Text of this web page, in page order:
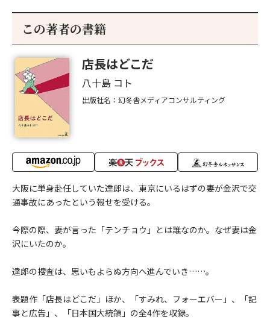
この著者の書籍
店長はどこだ
八十島 コト
出版社名：幻冬舎メディアコンサルティング
大阪に単身赴任していた達郎は、東京にいるはずの妻が金沢で交
通事故にあったという報せを受ける。
今際の際、妻が言った「テンチョウ」とは誰なのか。なぜ妻は金
沢にいたのか。
達郎の捜査は、思いもよらぬ方向へ進んでいき……。
表題作「店長はどこだ」ほか、「すみれ、フォーエバー」、「記
事と広告」、「日本国大統領」の全4作を収録。